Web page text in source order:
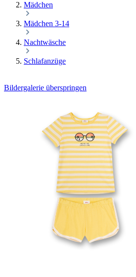
Mädchen
Mädchen 3-14
Nachtwäsche
Schlafanzüge
Bildergalerie überspringen